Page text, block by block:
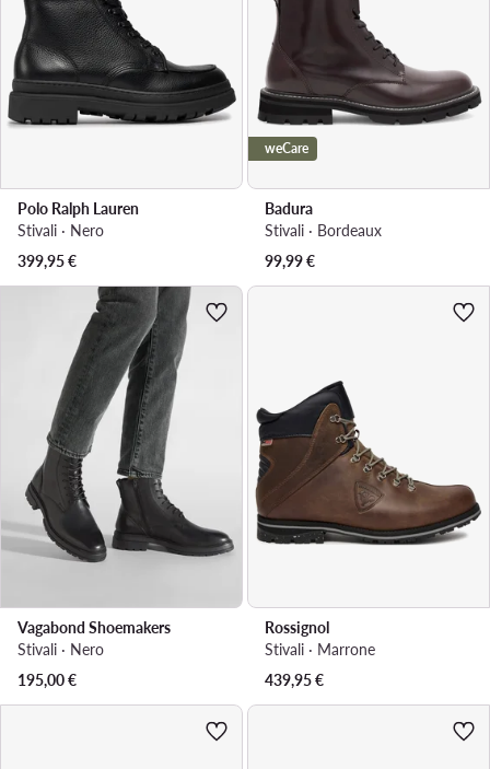
Polo Ralph Lauren
Stivali · Nero
399,95€
weCare
Badura
Stivali · Bordeaux
99,99€
Vagabond Shoemakers
Stivali · Nero
195,00€
Rossignol
Stivali · Marrone
439,95€